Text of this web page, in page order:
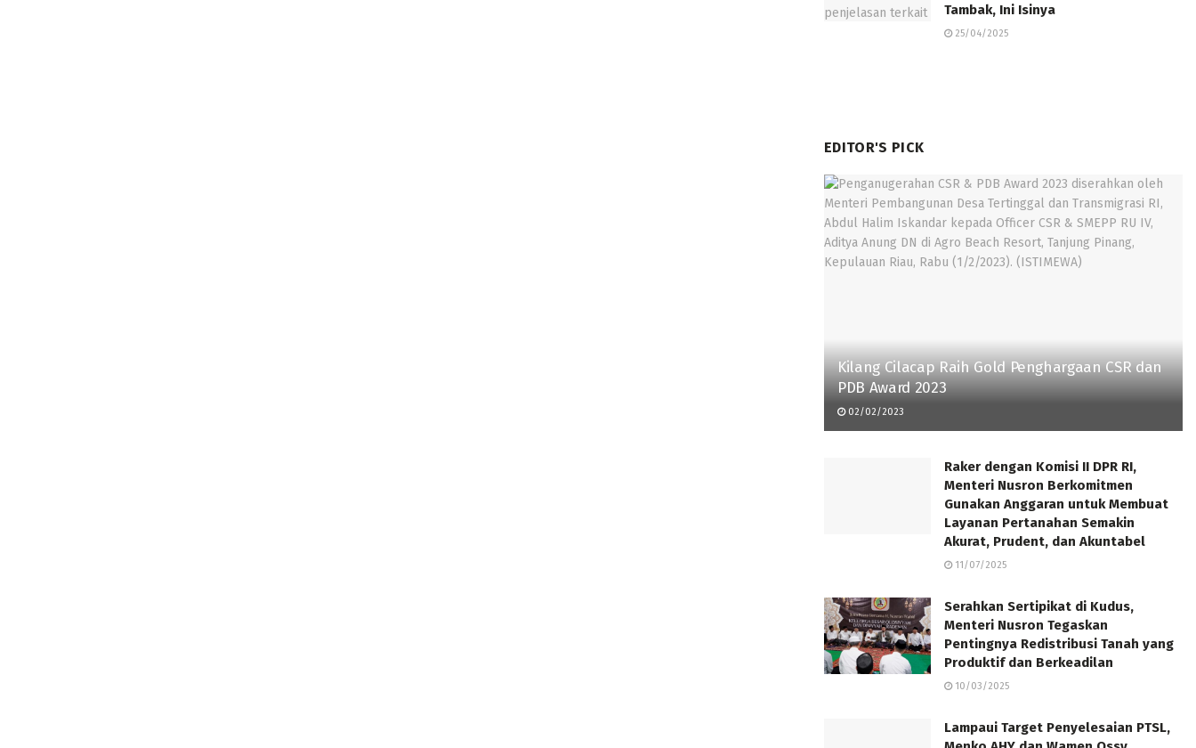
Tambak, Ini Isinya
25/04/2025
EDITOR'S PICK
Kilang Cilacap Raih Gold Penghargaan CSR dan
PDB Award 2023
02/02/2023
Raker dengan Komisi II DPR RI,
Menteri Nusron Berkomitmen
Gunakan Anggaran untuk Membuat
Layanan Pertanahan Semakin
Akurat, Prudent, dan Akuntabel
11/07/2025
Serahkan Sertipikat di Kudus,
Menteri Nusron Tegaskan
Pentingnya Redistribusi Tanah yang
Produktif dan Berkeadilan
10/03/2025
Lampaui Target Penyelesaian PTSL,